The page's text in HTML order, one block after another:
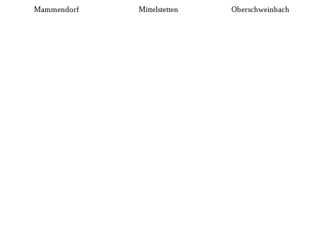
Mammendorf Mittelstetten Oberschweinbach